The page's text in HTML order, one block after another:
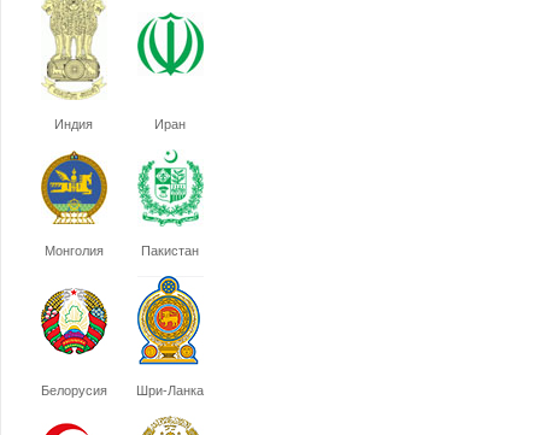
Индия Иран
Монголия Пакистан
Белорусия Шри-Ланка